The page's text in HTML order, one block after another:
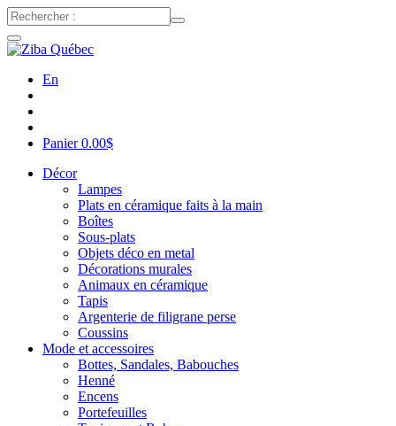
En
Panier0.00$
Décor
Lampes
Plats en céramique faits à la main
Boîtes
Sous-plats
Objets déco en metal
Décorations murales
Animaux en céramique
Tapis
Argenterie de filigrane perse
Coussins
Mode et accessoires
Bottes, Sandales, Babouches
Henné
Encens
Portefeuilles